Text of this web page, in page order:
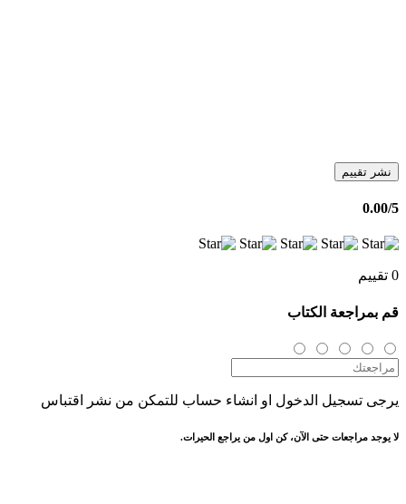
نشر تقييم
0.00/5
0 تقييم
قم بمراجعة الكتاب
يرجى تسجيل الدخول او انشاء حساب للتمكن من نشر اقتباس
لا يوجد مراجعات حتى الآن، كن اول من يراجع الحيرات.